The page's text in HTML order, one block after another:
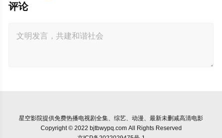
评论
星空影院提供免费热播电视剧全集、综艺、动漫、最新未删减高清电影
Copyright © 2022 bjtbwypq.com All Rights Reserved